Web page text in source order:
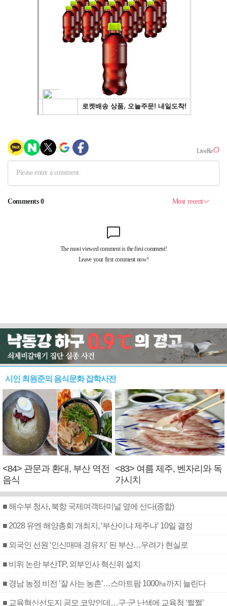
시인 최원준의 음식문화 잡학사전
<84> 관문과 환대, 부산 역전
음식
<83> 여름 제주, 벤자리와 독
가시치
■ 해수부 청사, 북항 국제여객터미널 옆에 선다(종합)
■ 2028 유엔 해양총회 개최지, ‘부산이냐 제주냐’ 10일 결정
■ 외국인 선원 ‘인신매매 경유지’ 된 부산…우려가 현실로
■ 비위 논란 부산TP, 외부인사 혁신위 설치
■ 경남 농정 비전 ‘잘 사는 농촌’…스마트팜 1000㏊까지 늘린다
■ 교육혁신선도지 공모 코앞인데…구·군 난색에 교육청 ‘쩔쩔’